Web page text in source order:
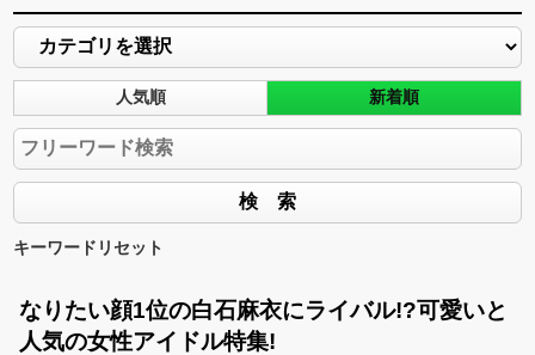
人気順 新着順
キーワードリセット
なりたい顔1位の白石麻衣にライバル!?可愛いと
人気の女性アイドル特集!